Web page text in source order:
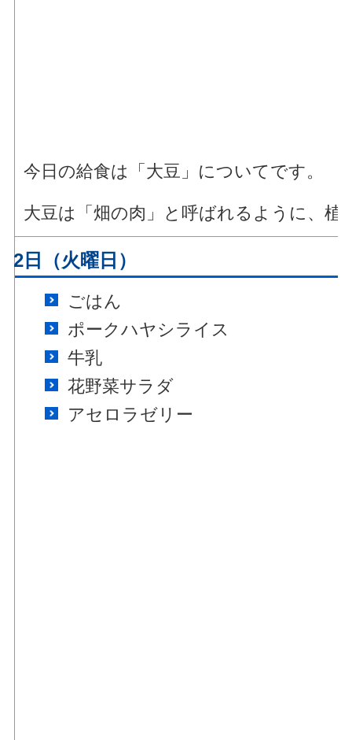
今日の給食は「大豆」についてです。
大豆は「畑の肉」と呼ばれるように、
日（火曜日）
ごはん
ポークハヤシライス
牛乳
花野菜サラダ
アセロラゼリー